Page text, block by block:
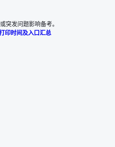
突发问题影响备考。
印时间及入口汇总